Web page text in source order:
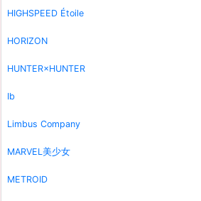
HIGHSPEED Étoile
HORIZON
HUNTER×HUNTER
Ib
Limbus Company
MARVEL美少女
METROID